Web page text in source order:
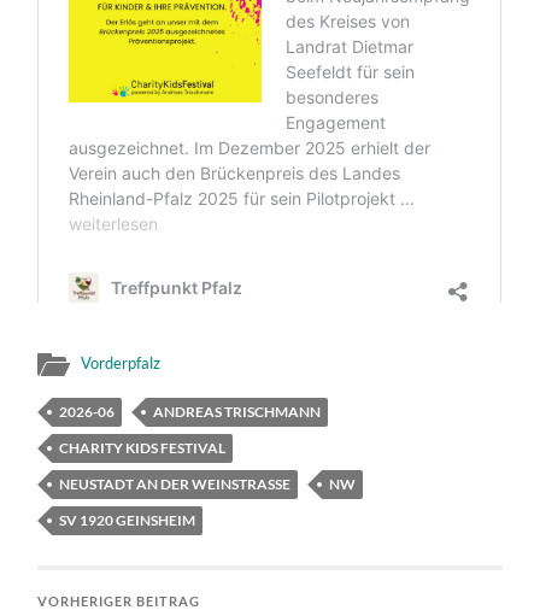
Vorderpfalz
2026-06
ANDREAS TRISCHMANN
CHARITY KIDS FESTIVAL
NEUSTADT AN DER WEINSTRASSE
NW
SV 1920 GEINSHEIM
VORHERIGER BEITRAG